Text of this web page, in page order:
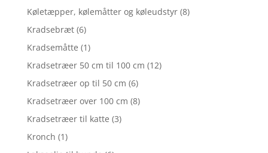
Køletæpper, kølemåtter og køleudstyr (8)
Kradsebræt (6)
Kradsemåtte (1)
Kradsetræer 50 cm til 100 cm (12)
Kradsetræer op til 50 cm (6)
Kradsetræer over 100 cm (8)
Kradsetræer til katte (3)
Kronch (1)